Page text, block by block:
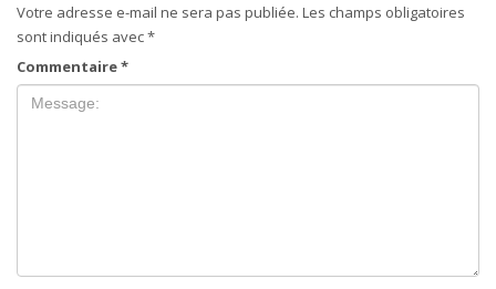
Votre adresse e-mail ne sera pas publiée. Les champs obligatoires
sont indiqués avec*
Commentaire*